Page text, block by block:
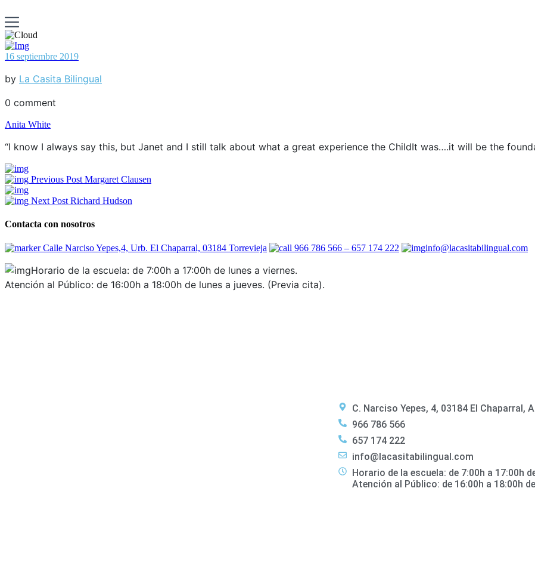
16 septiembre 2019
by La Casita Bilingual
0 comment
Anita White
“I know I always say this, but Janet and I still talk about what a great experience the ChildIt was….it will be the
Previous Post Margaret Clausen
Next Post Richard Hudson
Contacta con nosotros
Calle Narciso Yepes,4, Urb. El Chaparral, 03184 Torrevieja 966 786 566 – 657 174 222 info@lacasitabilingual.com
Horario de la escuela: de 7:00h a 17:00h de lunes a viernes.
Atención al Público: de 16:00h a 18:00h de lunes a jueves. (Previa cita).
C. Narciso Yepes, 4, 03184 El Chaparral,
966 786 566
657 174 222
info@lacasitabilingual.com
Horario de la escuela: de 7:00h a 17:00h
Atención al Público: de 16:00h a 18:00h